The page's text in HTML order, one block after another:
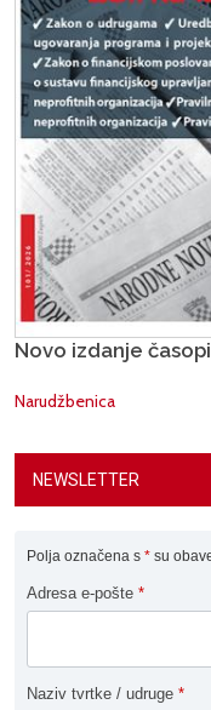
Novo izdanje
Narudžbenica
NEWSLETTER
Polja označena s * su
Adresa e-pošte *
Naziv tvrtke / udruge *